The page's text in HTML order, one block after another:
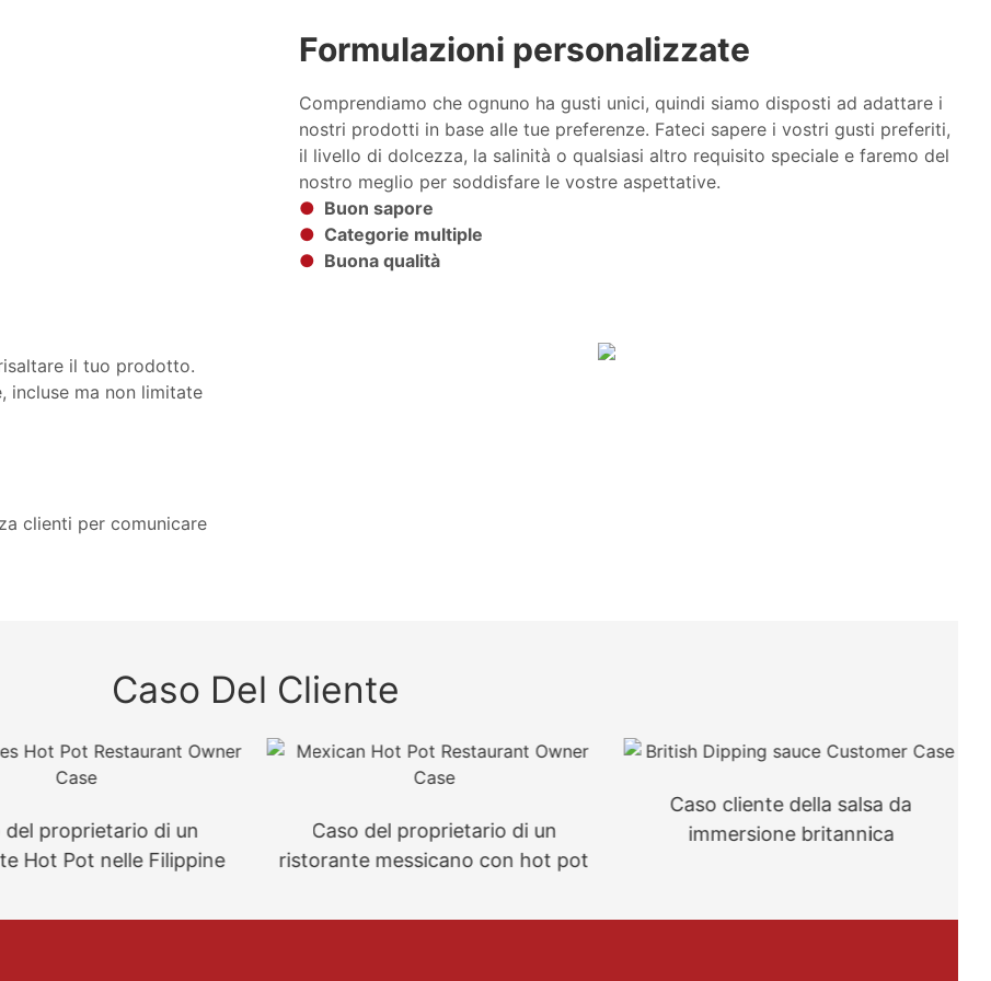
Formulazioni personalizzate
Comprendiamo che ognuno ha gusti unici, quindi siamo disposti ad adattare i
nostri prodotti in base alle tue preferenze. Fateci sapere i vostri gusti preferiti,
il livello di dolcezza, la salinità o qualsiasi altro requisito speciale e faremo del
nostro meglio per soddisfare le vostre aspettative.
● Buon sapore
● Categorie multiple
● Buona qualità
il tuo prodotto.
incluse ma non limitate
clienti per comunicare
Caso Del Cliente
del proprietario di un
Hot Pot nelle Filippine
Caso del proprietario di un
ristorante messicano con hot pot
Caso cliente della salsa da
immersione britannica